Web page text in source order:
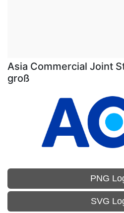
Asia Commercial Joint
groß
PNG
SVG